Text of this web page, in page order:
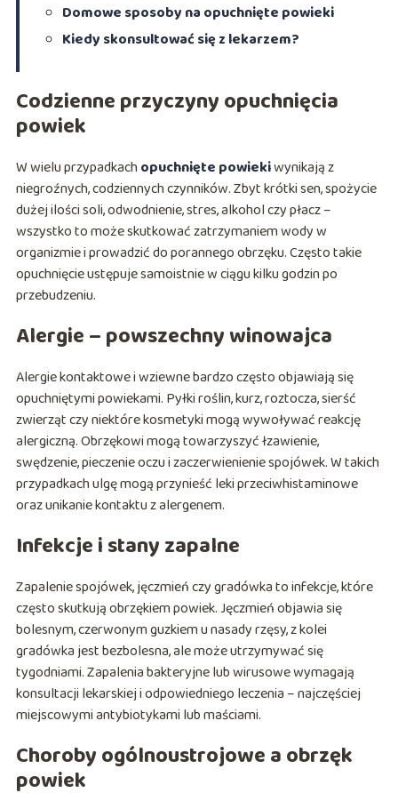
Domowe sposoby na opuchnięte powieki
Kiedy skonsultować się z lekarzem?
Codzienne przyczyny opuchnięcia
powiek
W wielu przypadkachopuchnięte powiekiwynikają z
niegroźnych, codziennych czynników. Zbyt krótki sen, spożycie
dużej ilości soli, odwodnienie, stres, alkohol czy płacz –
wszystko to może skutkować zatrzymaniem wody w
organizmie i prowadzić do porannego obrzęku. Często takie
opuchnięcie ustępuje samoistnie w ciągu kilku godzin po
przebudzeniu.
Alergie – powszechny winowajca
Alergie kontaktowe i wziewne bardzo często objawiają się
opuchniętymi powiekami. Pyłki roślin, kurz, roztocza, sierść
zwierząt czy niektóre kosmetyki mogą wywoływać reakcję
alergiczną. Obrzękowi mogą towarzyszyć łzawienie,
swędzenie, pieczenie oczu i zaczerwienienie spojówek. W takich
przypadkach ulgę mogą przynieść leki przeciwhistaminowe
oraz unikanie kontaktu z alergenem.
Infekcje i stany zapalne
Zapalenie spojówek, jęczmień czy gradówka to infekcje, które
często skutkują obrzękiem powiek. Jęczmień objawia się
bolesnym, czerwonym guzkiem u nasady rzęsy, z kolei
gradówka jest bezbolesna, ale może utrzymywać się
tygodniami. Zapalenia bakteryjne lub wirusowe wymagają
konsultacji lekarskiej i odpowiedniego leczenia – najczęściej
miejscowymi antybiotykami lub maściami.
Choroby ogólnoustrojowe a obrzęk
powiek